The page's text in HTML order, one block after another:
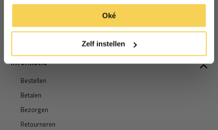
manier. Klik op 'Oké' om alle cookies te accepteren. Of
klik op ‘alleen essentiele’ als je niet akkoord gaat met
cookies.
Oké
Zelf instellen
Informatie
Bestellen
Betalen
Bezorgen
Retourneren
*Geldig bij minimale besteding vanaf €75